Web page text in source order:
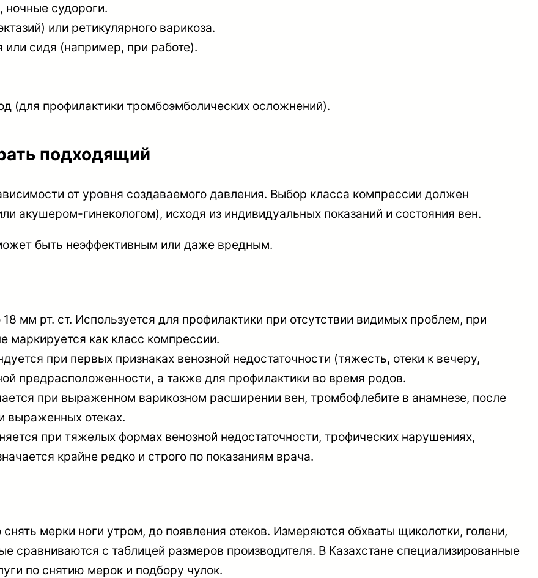
ночные судороги.
или ретикулярного варикоза.
сидя (например, при работе).
(для профилактики тромбоэмболических осложнений).
подходящий
от уровня создаваемого давления. Выбор класса компрессии должен
акушером-гинекологом), исходя из индивидуальных показаний и состояния вен.
быть неэффективным или даже вредным.
мм рт. ст. Используется для профилактики при отсутствии видимых проблем, при
маркируется как класс компрессии.
при первых признаках венозной недостаточности (тяжесть, отеки к вечеру,
предрасположенности, а также для профилактики во время родов.
при выраженном варикозном расширении вен, тромбофлебите в анамнезе, после
выраженных отеках.
при тяжелых формах венозной недостаточности, трофических нарушениях,
крайне редко и строго по показаниям врача.
мерки ноги утром, до появления отеков. Измеряются обхваты щиколотки, голени,
сравниваются с таблицей размеров производителя. В Казахстане специализированные
по снятию мерок и подбору чулок.